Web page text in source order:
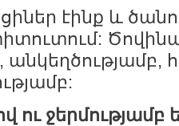
էինք և
անկեղծությամբ,
ու ջերմությամբ